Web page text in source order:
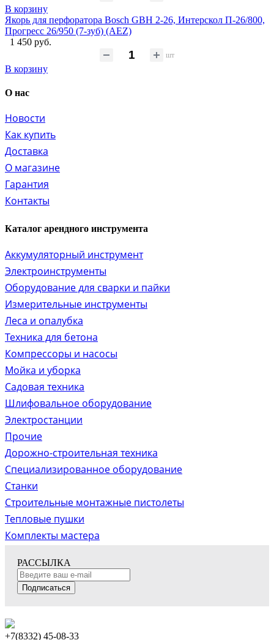
В корзину
Якорь для перфоратора Bosch GBH 2-26, Интерскол П-26/800,
Прогресс 26/950 (7-зуб) (AEZ)
1 450 руб.
шт
В корзину
О нас
Новости
Как купить
Доставка
О магазине
Гарантия
Контакты
Каталог арендного инструмента
Аккумуляторный инструмент
Электроинструменты
Оборудование для сварки и пайки
Измерительные инструменты
Леса и опалубка
Техника для бетона
Компрессоры и насосы
Мойка и уборка
Садовая техника
Шлифовальное оборудование
Электростанции
Прочие
Дорожно-строительная техника
Специализированное оборудование
Станки
Строительные монтажные пистолеты
Тепловые пушки
Комплекты мастера
РАССЫЛКА
Подписаться
+7(8332) 45-08-33